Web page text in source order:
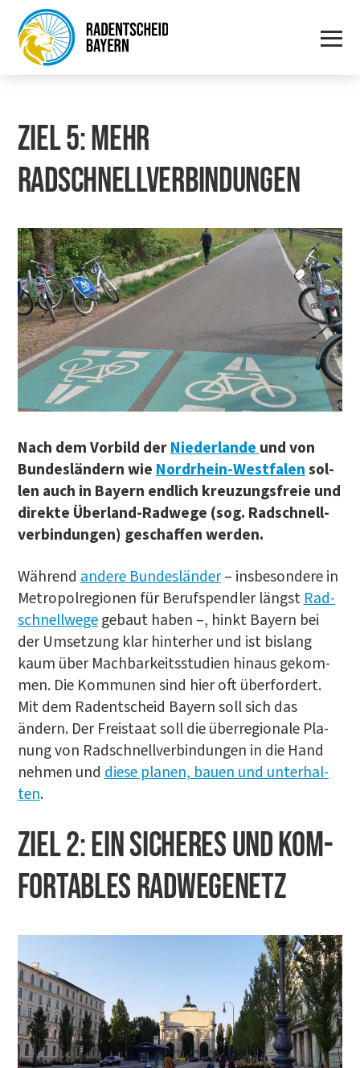
ZIEL 5: MEHR
RADSCHNELLVERBINDUNGEN
Nach dem Vor­bild derNie­der­lan­deund von
Bun­des­län­dern wieNord­rhein-West­fa­lensol­
len auch in Bay­ern end­lich kreu­zungs­freie und
direk­te Über­land-Rad­we­ge (sog. Rad­schnell­
ver­bin­dun­gen) geschaf­fen werden.
Wäh­rendande­re Bun­des­län­der– ins­be­son­de­re in
Metro­pol­re­gio­nen für Berufs­pend­ler längstRad­
schnell­we­gegebaut haben –, hinkt Bay­ern bei
der Umset­zung klar hin­ter­her und ist bis­lang
kaum über Mach­bar­keits­stu­di­en hin­aus gekom­
men. Die Kom­mu­nen sind hier oft über­for­dert.
Mit dem Radent­scheid Bay­ern soll sich das
ändern. Der Frei­staat soll die über­re­gio­na­le Pla­
nung von Rad­schnell­ver­bin­dun­gen in die Hand
neh­men unddie­se pla­nen, bau­en und unter­hal­
ten.
ZIEL 2: EIN SICHE­RES UND KOM­
FOR­TA­BLES RADWEGENETZ